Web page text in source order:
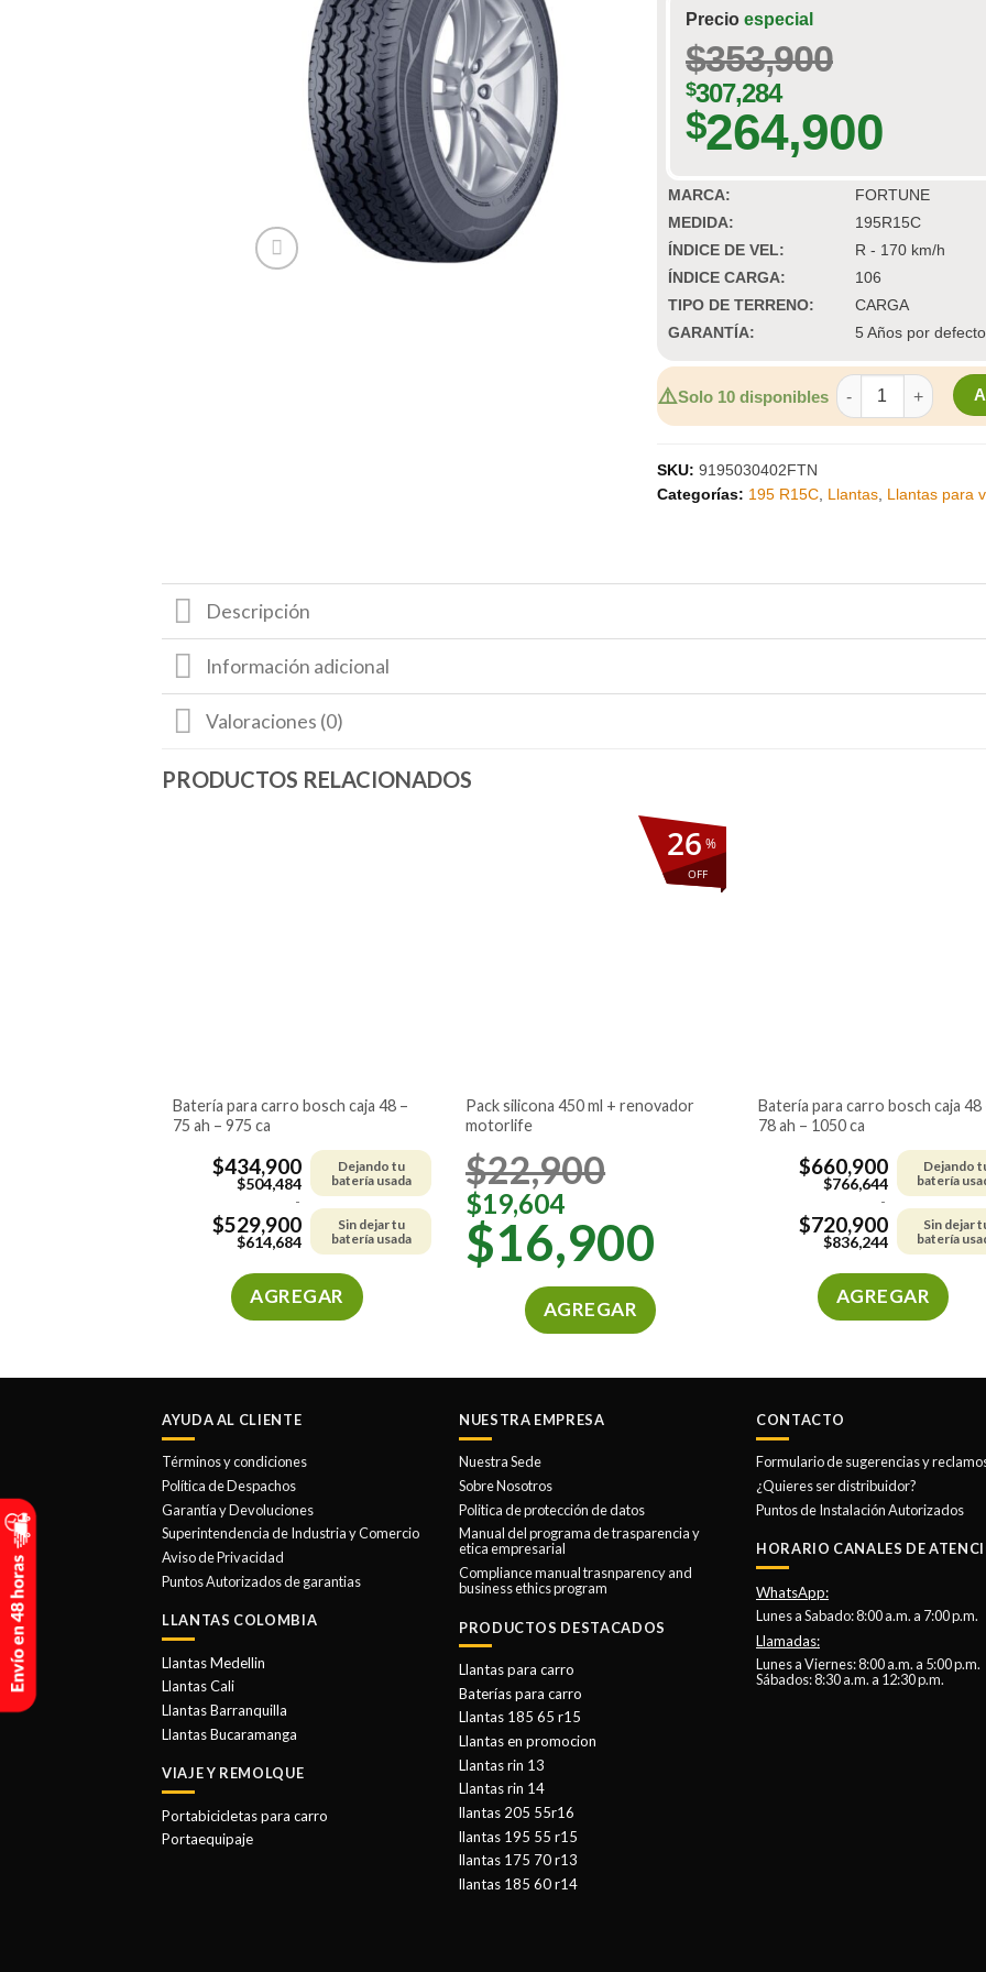
MARCA:
FORTUNE
MEDIDA:
195R15C
ÍNDICE DE VEL:
R - 170 km/h
ÍNDICE CARGA:
106
TIPO DE TERRENO:
CARGA
GARANTÍA:
5 Años por
Precio especial
$353,900
$307,284
$264,900
⚠️Solo 10 disponibles
LLANTAS RIN 15
SKU: 9195030402FTN
Categorías: 195 R15C Llantas Llantas para
Descripción
Información adicional
Valoraciones (0)
batería para carro bosch caja 48 –
75 ah – 975 ca
$434,900
$504,484
Dejando tu
batería usada
-
$529,900
$614,684
Sin dejar tu
batería usada
AGREGAR
tiene
Las
se
pueden
en
la
%
OFF
26
pack silicona 450 ml + renovador
motorlife
$22,900
$19,604
$16,900
AGREGAR
batería para carro bosch caja 48 –
78 ah – 1050 ca
$660,900
$766,644
Dejando
batería
-
$720,900
$836,244
Sin dejar
batería
AGREGAR
tiene
Las
opciones
se
la
de
producto
AYUDA AL CLIENTE
Términos y condiciones
Política de Despachos
Garantía y Devoluciones
Superintendencia de Industria y Comercio
Aviso de Privacidad
Puntos Autorizados de garantias
LLANTAS COLOMBIA
Llantas Medellin
Llantas Cali
Llantas Barranquilla
Llantas Bucaramanga
VIAJE Y REMOLQUE
Portabicicletas para carro
Portaequipaje
NUESTRA EMPRESA
Nuestra Sede
Sobre Nosotros
Politica de protección de datos
Manual del programa de trasparencia y
etica empresarial
Compliance manual trasnparency and
business ethics program
PRODUCTOS DESTACADOS
Llantas para carro
Baterías para carro
Llantas 185 65 r15
Llantas en promocion
Llantas rin 13
Llantas rin 14
llantas 205 55r16
llantas 195 55 r15
llantas 175 70 r13
llantas 185 60 r14
CONTACTO
Formulario de sugerencias y
¿Quieres ser distribuidor?
Puntos de Instalación Autorizados
HORARIO CANALES DE
WhatsApp:
Lunes a Sabado: 8:00 a.m. a 7:00 p.m.
Llamadas:
Lunes a Viernes: 8:00 a.m. a 5:00 p.m.
Sábados: 8:30 a.m. a 12:30 p.m.